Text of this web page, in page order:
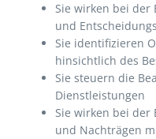
Sie wirken bei der
und
Sie identifizieren
hinsichtlich des
Sie steuern die
Dienstleistungen
Sie wirken bei der
und Nachträgen